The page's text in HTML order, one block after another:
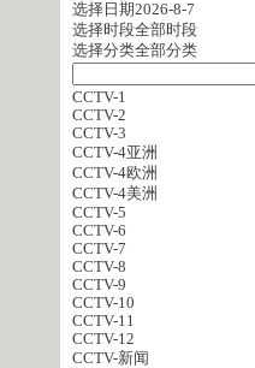
选择日期2026-8-7
选择时段全部时段
选择分类全部分类
CCTV-1
CCTV-2
CCTV-3
CCTV-4亚洲
CCTV-4欧洲
CCTV-4美洲
CCTV-5
CCTV-6
CCTV-7
CCTV-8
CCTV-9
CCTV-10
CCTV-11
CCTV-12
CCTV-新闻